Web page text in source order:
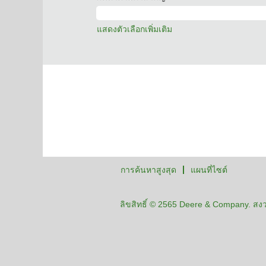
แสดงตัวเลือกเพิ่มเติม
การค้นหาสูงสุด แผนที่ไซต์
ลิขสิทธิ์ © 2565 Deere & Company. ส